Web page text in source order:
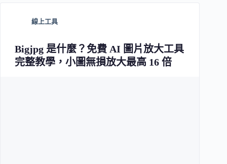
線上工具
Bigjpg 是什麼？免費 AI 圖片放大工具
完整教學，小圖無損放大最高 16 倍